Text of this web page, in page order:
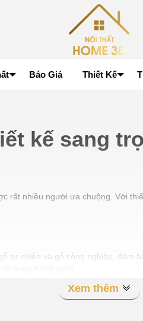
Báo Giá Thiết Kế
kế sang
rất nhiều người ưa chuộng. Với
tự nhiên và gỗ công nghiệp, đảm
kế độc đáo, từ kiểu dáng đơn
Xem thêm